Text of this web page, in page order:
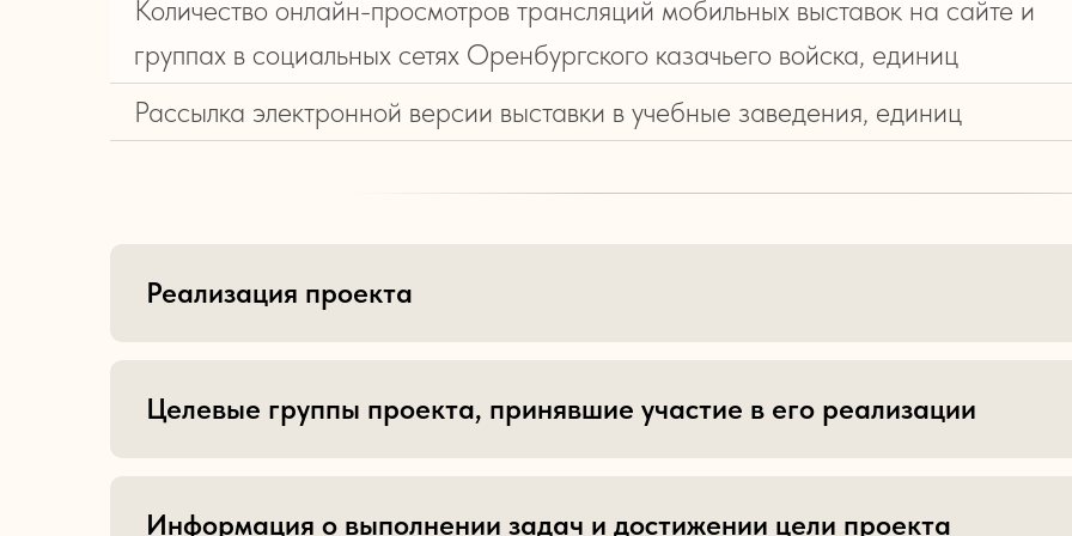
Количество онлайн-просмотров трансляций мобильных выставок на сайте и
группах в социальных сетях Оренбургского казачьего войска, единиц
Рассылка электронной версии выставки в учебные заведения, единиц
Реализация проекта
Целевые группы проекта, принявшие участие в его реализации
Информация о выполнении задач и достижении цели проекта